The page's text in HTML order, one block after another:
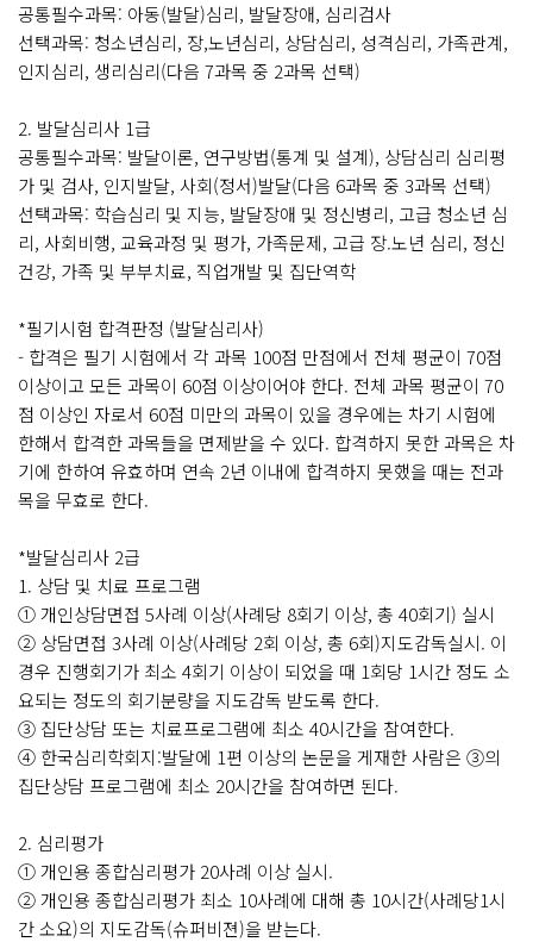
공통필수과목: 아동(발달)심리, 발달장애, 심리검사
선택과목: 청소년심리, 장,노년심리, 상담심리, 성격심리, 가족관계,
인지심리, 생리심리(다음 7과목 중 2과목 선택)
2. 발달심리사 1급
공통필수과목: 발달이론, 연구방법(통계 및 설계), 상담심리 심리평
가 및 검사, 인지발달, 사회(정서)발달(다음 6과목 중 3과목 선택)
선택과목: 학습심리 및 지능, 발달장애 및 정신병리, 고급 청소년 심
리, 사회비행, 교육과정 및 평가, 가족문제, 고급 장.노년 심리, 정신
건강, 가족 및 부부치료, 직업개발 및 집단역학
*필기시험 합격판정 (발달심리사)
- 합격은 필기 시험에서 각 과목 100점 만점에서 전체 평균이 70점
이상이고 모든 과목이 60점 이상이어야 한다. 전체 과목 평균이 70
점 이상인 자로서 60점 미만의 과목이 있을 경우에는 차기 시험에
한해서 합격한 과목들을 면제받을 수 있다. 합격하지 못한 과목은 차
기에 한하여 유효하며 연속 2년 이내에 합격하지 못했을 때는 전과
목을 무효로 한다.
*발달심리사 2급
1. 상담 및 치료 프로그램
① 개인상담면접 5사례 이상(사례당 8회기 이상, 총 40회기) 실시
② 상담면접 3사례 이상(사례당 2회 이상, 총 6회)지도감독실시. 이
경우 진행회기가 최소 4회기 이상이 되었을 때 1회당 1시간 정도 소
요되는 정도의 회기분량을 지도감독 받도록 한다.
③ 집단상담 또는 치료프로그램에 최소 40시간을 참여한다.
④ 한국심리학회지:발달에 1편 이상의 논문을 게재한 사람은 ③의
집단상담 프로그램에 최소 20시간을 참여하면 된다.
2. 심리평가
① 개인용 종합심리평가 20사례 이상 실시.
② 개인용 종합심리평가 최소 10사례에 대해 총 10시간(사례당1시
간 소요)의 지도감독(슈퍼비젼)을 받는다.